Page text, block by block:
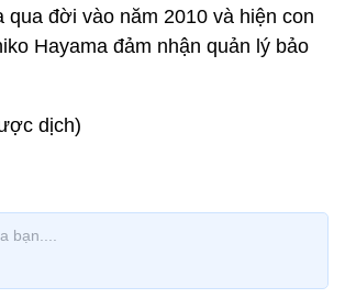
qua đời vào năm 2010 và hiện con
Hayama đảm nhận quản lý bảo
dịch)